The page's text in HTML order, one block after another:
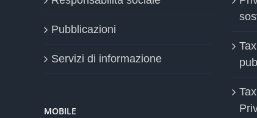
Pubblicazioni
Servizi di informazione
MOBILE